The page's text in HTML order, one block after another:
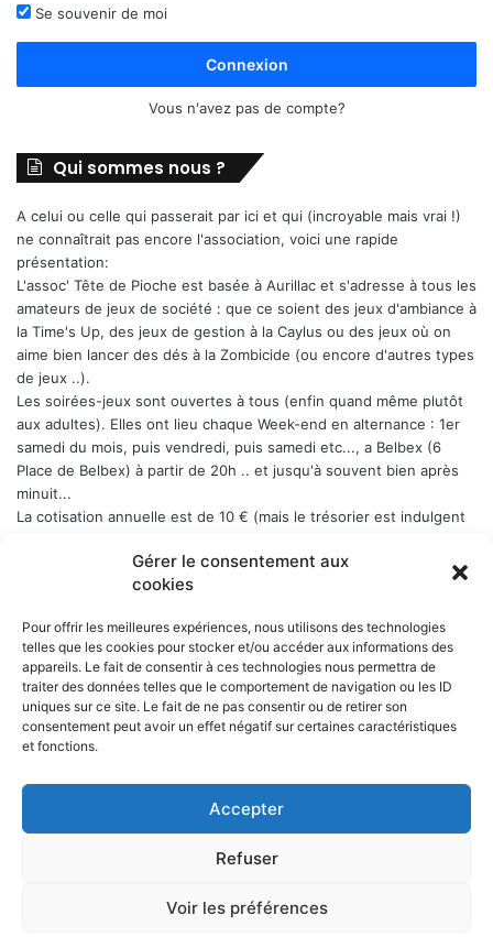
Gérer le consentement aux
cookies
Pour offrir les meilleures expériences, nous utilisons des technologies
telles que les cookies pour stocker et/ou accéder aux informations des
appareils. Le fait de consentir à ces technologies nous permettra de
traiter des données telles que le comportement de navigation ou les ID
uniques sur ce site. Le fait de ne pas consentir ou de retirer son
consentement peut avoir un effet négatif sur certaines caractéristiques
et fonctions.
Accepter
Refuser
Voir les préférences
Se souvenir de moi
Connexion
Vous n'avez pas de compte?
Qui sommes nous ?
A celui ou celle qui passerait par ici et qui (incroyable mais vrai !)
ne connaîtrait pas encore l'association, voici une rapide
présentation:
L'assoc' Tête de Pioche est basée à Aurillac et s'adresse à tous les
amateurs de jeux de société : que ce soient des jeux d'ambiance à
la Time's Up, des jeux de gestion à la Caylus ou des jeux où on
aime bien lancer des dés à la Zombicide (ou encore d'autres types
de jeux ..).
Les soirées-jeux sont ouvertes à tous (enfin quand même plutôt
aux adultes). Elles ont lieu chaque Week-end en alternance : 1er
samedi du mois, puis vendredi, puis samedi etc..., a Belbex (6
Place de Belbex) à partir de 20h .. et jusqu'à souvent bien après
minuit...
La cotisation annuelle est de 10 € (mais le trésorier est indulgent
cela vous dit, n'hésitez pas !
NOS PARTENAIRES
La ville d'Aurillac
La réponse ludique - 10 rue Victor Hugo, 15000 Aurillac
© Copyright 2026, Tous droits réservés |
Facebook